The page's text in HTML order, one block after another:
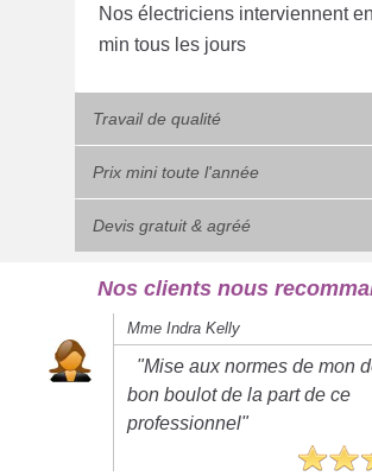
Nos électriciens interviennent
min tous les jours
Travail de qualité
Prix mini toute l'année
Devis gratuit & agréé
Nos clients nous
Mme Indra Kelly
"Mise aux normes de mon
bon boulot de la part de ce
professionnel"